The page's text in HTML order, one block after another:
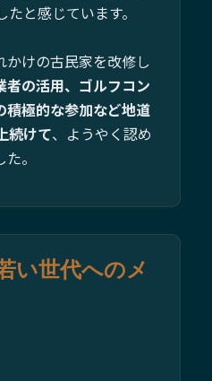
たと感じています。
けの古民家を改修し
者の活用、ゴルフコン
積極的な参加など地道
続けて、ようやく認め
。
い世代へのメ